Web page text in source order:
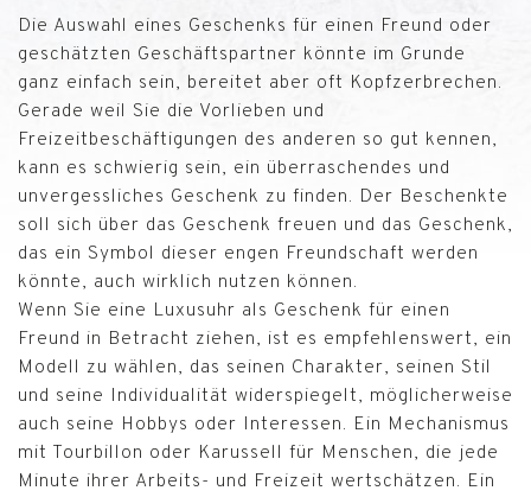
Die Auswahl eines Geschenks für einen Freund oder
geschätzten Geschäftspartner könnte im Grunde
ganz einfach sein, bereitet aber oft Kopfzerbrechen.
Gerade weil Sie die Vorlieben und
Freizeitbeschäftigungen des anderen so gut kennen,
kann es schwierig sein, ein überraschendes und
unvergessliches Geschenk zu finden. Der Beschenkte
soll sich über das Geschenk freuen und das Geschenk,
das ein Symbol dieser engen Freundschaft werden
könnte, auch wirklich nutzen können.
Wenn Sie eine Luxusuhr als Geschenk für einen
Freund in Betracht ziehen, ist es empfehlenswert, ein
Modell zu wählen, das seinen Charakter, seinen Stil
und seine Individualität widerspiegelt, möglicherweise
auch seine Hobbys oder Interessen. Ein Mechanismus
mit Tourbillon oder Karussell für Menschen, die jede
Minute ihrer Arbeits- und Freizeit wertschätzen. Ein